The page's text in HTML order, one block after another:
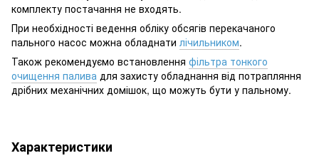
комплекту постачання не входять.
При необхідності ведення обліку обсягів перекачаного
пального насос можна обладнати лічильником.
Також рекомендуємо встановлення фільтра тонкого
очищення палива для захисту обладнання від потрапляння
дрібних механічних домішок, що можуть бути у пальному.
Характеристики